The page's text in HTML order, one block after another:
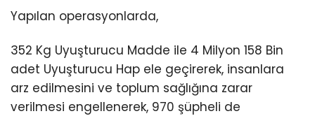
Yapılan operasyonlarda,
352 Kg Uyuşturucu Madde ile 4 Milyon 158 Bin
adet Uyuşturucu Hap ele geçirerek, insanlara
arz edilmesini ve toplum sağlığına zarar
verilmesi engellenerek, 970 şüpheli de